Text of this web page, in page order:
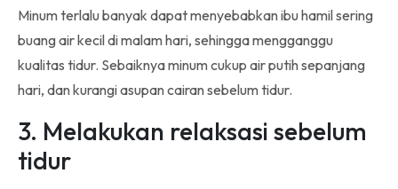
Minum terlalu banyak dapat menyebabkan ibu hamil sering
buang air kecil di malam hari, sehingga mengganggu
kualitas tidur. Sebaiknya minum cukup air putih sepanjang
hari, dan kurangi asupan cairan sebelum tidur.
3. Melakukan relaksasi sebelum
tidur